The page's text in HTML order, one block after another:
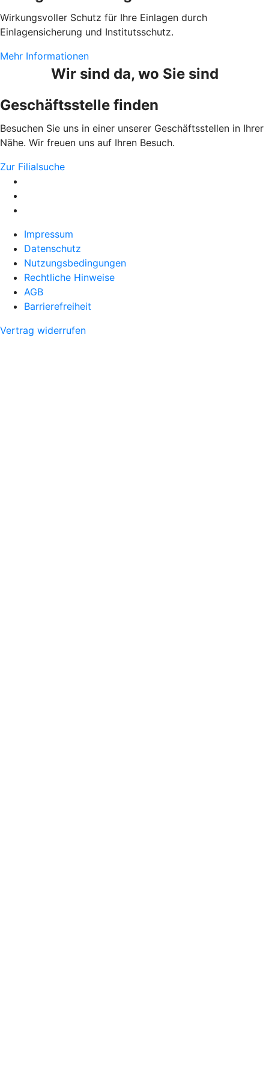
Wirkungsvoller Schutz für Ihre Einlagen durch
Einlagensicherung und Institutsschutz.
Mehr Informationen
Wir sind da, wo Sie sind
Geschäftsstelle finden
Besuchen Sie uns in einer unserer Geschäftsstellen in Ihrer
Nähe. Wir freuen uns auf Ihren Besuch.
Zur Filialsuche
Impressum
Datenschutz
Nutzungsbedingungen
Rechtliche Hinweise
AGB
Barrierefreiheit
Vertrag widerrufen